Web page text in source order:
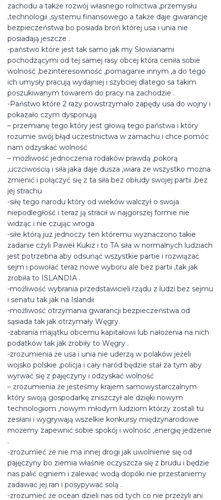
zachodu a także rozwój własnego rolnictwa ,przemysłu
,technologii ,systemu finansowego a także daje gwarancje
bezpieczeństwa bo posiada broń której usa i unia nie
posiadają jeszcze .
-państwo które jest tak samo jak my Słowianami
pochodzącymi od tej samej rasy obcej która ceniła sobie
wolność ,bezinteresowność ,pomaganie innym ,a do tego
ich umysły pracują wydajniej i szybciej dlatego sa takim
poszukiwanym towarem do pracy na zachodzie .
-Państwo które 2 razy powstrzymało zapędy usa do wojny i
pokazało czym dysponują
– przemianę tego który jest głową tego państwa i który
rozumie swój błąd uczestnictwa w zamachu i chce pomóc
nam odzyskać wolność
– możliwość jednoczenia rodaków prawdą ,pokorą
,uczciwością i siła jaka daje dusza ,wiara ze wszystko można
zmienić i połączyć się z ta siła bez obłudy swojej partii ,bez
jej strachu
-siłę tego narodu który od wieków walczył o swoja
niepodległość i teraz ją stracił w najgorszej formie nie
widząc i nie czując wroga
-siłe którą juz jednoczy ten któremu wyznaczono takie
zadanie czyli Paweł Kukiz i to TA siła w normalnych ludziach
jest potrzebna aby odsunąć wszystkie partie i rozwiązać
sejm i powołać teraz nowe wyboru ale bez partii ,tak jak
zrobiła to ISLANDIA .
-możliwość wybrania przedstawicieli rządu z ludzi bez sejmu
i senatu tak jak na Islandii
-możliwość otrzymania gwarancji bezpieczeństwa od
sąsiada tak jak otrzymały Węgry.
-zabrania majątku obcemu kapitałowi lub nałożenia na nich
podatków tak jak zrobiły to Węgry .
-zrozumienia że usa i unia nie uderzą w polaków jeżeli
wojsko polskie ,policja i cały naród będzie stał za tym aby
wyrwać się z pajęczyny i odzyskać wolność
– zrozumienia że jesteśmy krajem samowystarczalnym
który swoją gospodarkę zniszczył ale dzięki nowym
technologiom ,nowym młodym ludziom którzy zostali tu
zesłani i wygrywają wszelkie konkursy międzynarodowe
możemy zapewnić sobie spokój i wolność ,energię jedzenie
.
-zrozumieć że nie ma innej drogi jak uwolnienie się od
pajęczyny bo ziemia właśnie oczyszcza się z brudu i będzie
nas palić ogniem i zalewać wodą dopóki nie przestaniemy
zadawać jej ran i posypywać solą .
-zrozumieć że ocean dzieli nas od tych co nie przeżyli ani